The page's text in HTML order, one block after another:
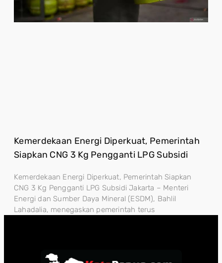
Kemerdekaan Energi Diperkuat, Pemerintah
Siapkan CNG 3 Kg Pengganti LPG Subsidi
Kemerdekaan Energi Diperkuat, Pemerintah Siapkan
CNG 3 Kg Pengganti LPG Subsidi Jakarta – Menteri
Energi dan Sumber Daya Mineral (ESDM), Bahlil
Lahadalia, menegaskan pemerintah terus